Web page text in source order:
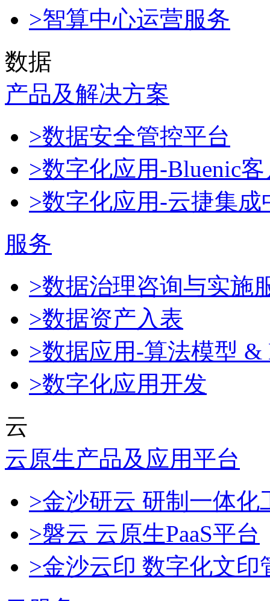
>智算中心运营服务
数据
产品及解决方案
>数据安全管控平台
>数字化应用-Bluenic
>数字化应用-云捷集成
服务
>数据治理咨询与实施
>数据资产入表
>数据应用-算法模型 &
>数字化应用开发
云
云原生产品及应用平台
>金沙研云 研制一体
>磐云 云原生PaaS平台
>金沙云印 数字化文印